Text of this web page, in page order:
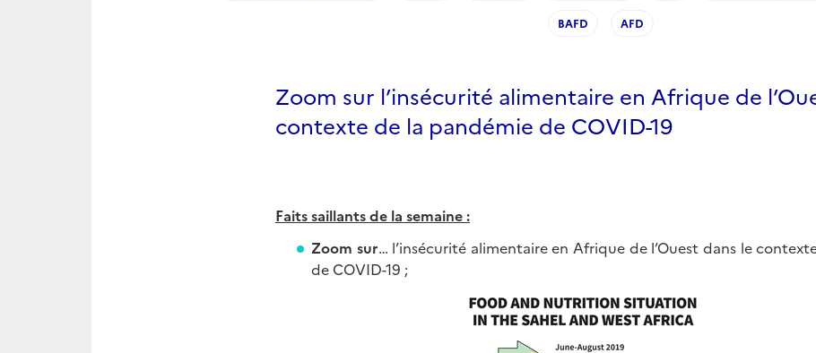
BAFD AFD
Zoom sur l’insécurité alimentaire en Afrique de
contexte de la pandémie de COVID-19
Faits saillants de la semaine :
Zoom sur… l’insécurité alimentaire en Afrique de l’Ouest dans le
de COVID-19 ;